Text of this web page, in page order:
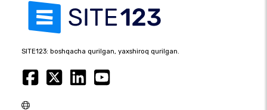
SITE123: boshqacha qurilgan, yaxshiroq qurilgan.